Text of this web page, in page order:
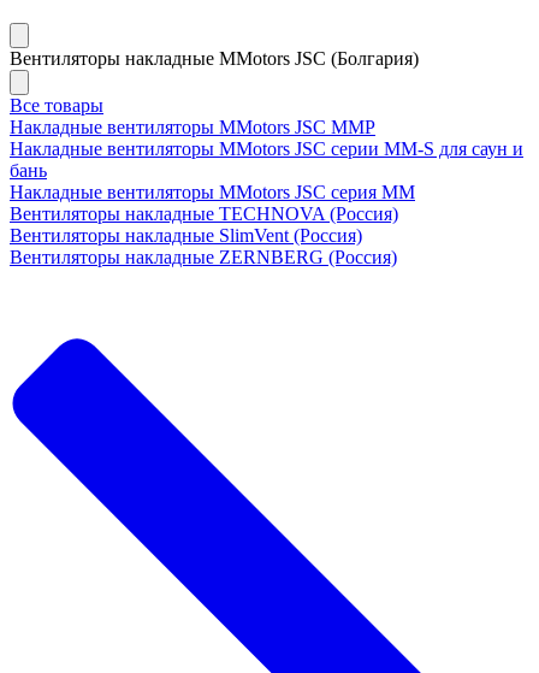
Вентиляторы накладные MMotors JSC (Болгария)
Все товары
Накладные вентиляторы MMotors JSC MMP
Накладные вентиляторы MMotors JSC серии MM-S для саун и
бань
Накладные вентиляторы MMotors JSC серия МM
Вентиляторы накладные TECHNOVA (Россия)
Вентиляторы накладные SlimVent (Россия)
Вентиляторы накладные ZERNBERG (Россия)